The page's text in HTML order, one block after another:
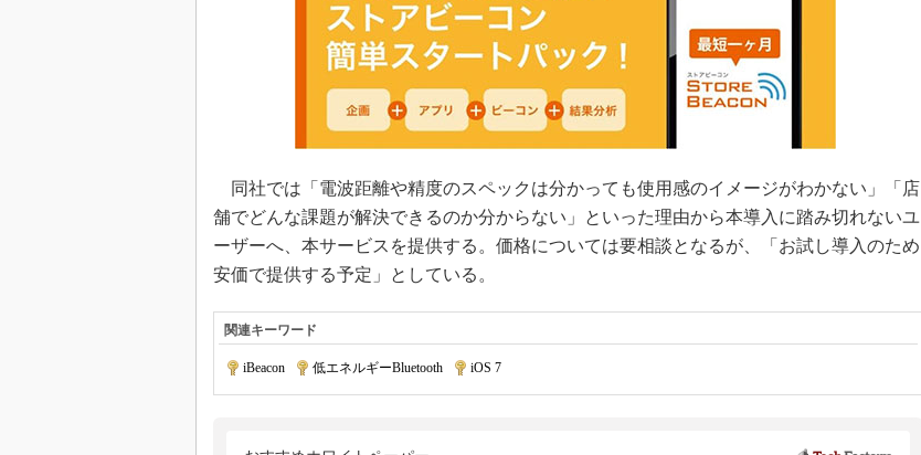
制御セキュリティ
新型コロナへの対応
同社では「電波距離や精度のスペックは分かっても使用感のイメージがわかない」「店
舗でどんな課題が解決できるのか分からない」といった理由から本導入に踏み切れないユ
ーザーへ、本サービスを提供する。価格については要相談となるが、「お試し導入のため
安価で提供する予定」としている。
関連キーワード
iBeacon 低エネルギーBluetooth iOS 7